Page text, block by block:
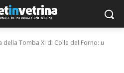
della Tomba XI di Colle del Forno: u